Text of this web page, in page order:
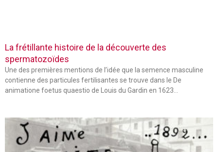
La frétillante histoire de la découverte des
spermatozoïdes
Une des premières mentions de l’idée que la semence masculine
contienne des particules fertilisantes se trouve dans le De
animatione foetus quaestio de Louis du Gardin en 1623…